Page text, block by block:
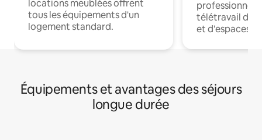
locations meublées offrent
tous les équipements d'un
logement standard.
professionnels
télétravail
et d'espaces
Équipements et avantages des séjours
longue durée